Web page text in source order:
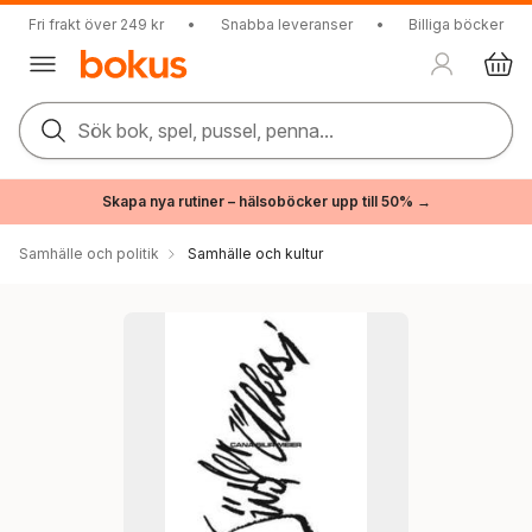
Fri frakt över 249 kr • Snabba leveranser • Billiga böcker
Sök bok, spel, pussel, penna...
Skapa nya rutiner – hälsoböcker upp till 50% →
Samhälle och politik Samhälle och kultur